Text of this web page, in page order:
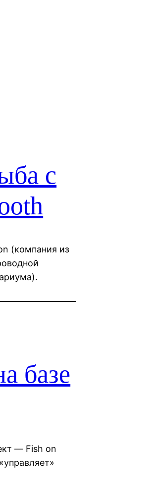
с
(компания из
базе
— Fish on